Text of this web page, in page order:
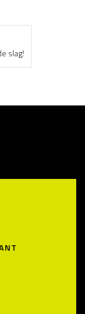
slag!